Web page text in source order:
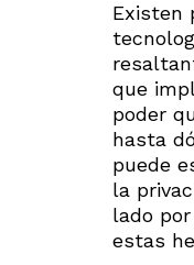
Existen
que
poder
hasta
puede
la
lado
estas